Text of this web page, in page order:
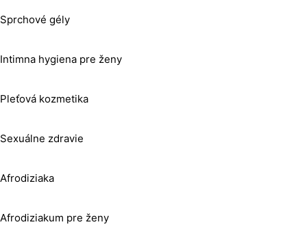
Sprchové gély
Intimna hygiena pre ženy
Pleťová kozmetika
Sexuálne zdravie
Afrodiziaka
Afrodiziakum pre ženy